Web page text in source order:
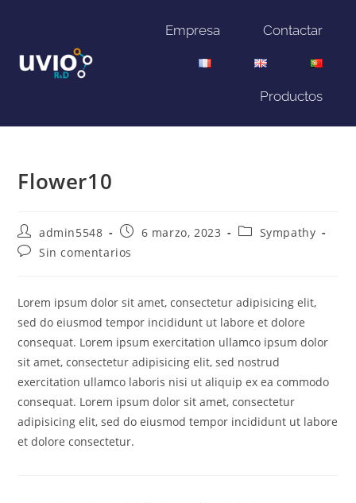
Empresa Contactar
Productos
Flower10
admin5548 6 marzo, 2023
Sympathy
Sin comentarios
Lorem ipsum dolor sit amet, consectetur adipisicing elit,
sed do eiusmod tempor incididunt ut labore et dolore
consequat. Lorem ipsum exercitation ullamco ipsum dolor
sit amet, consectetur adipisicing elit, sed nostrud
exercitation ullamco laboris nisi ut aliquip ex ea commodo
consequat. Lorem ipsum dolor sit amet, consectetur
adipisicing elit, sed do eiusmod tempor incididunt ut labore
et dolore consectetur.